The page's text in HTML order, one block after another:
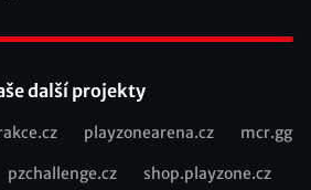
další projekty
playzonearena.cz mcr.gg
pzchallenge.cz shop.playzone.cz